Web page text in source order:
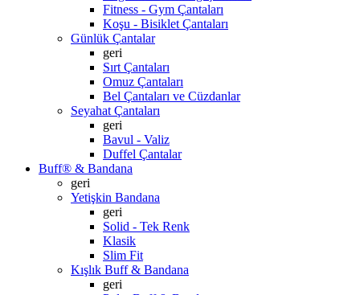
Fitness - Gym Çantaları
Koşu - Bisiklet Çantaları
Günlük Çantalar
geri
Sırt Çantaları
Omuz Çantaları
Bel Çantaları ve Cüzdanlar
Seyahat Çantaları
geri
Bavul - Valiz
Duffel Çantalar
Buff® & Bandana
geri
Yetişkin Bandana
geri
Solid - Tek Renk
Klasik
Slim Fit
Kışlık Buff & Bandana
geri